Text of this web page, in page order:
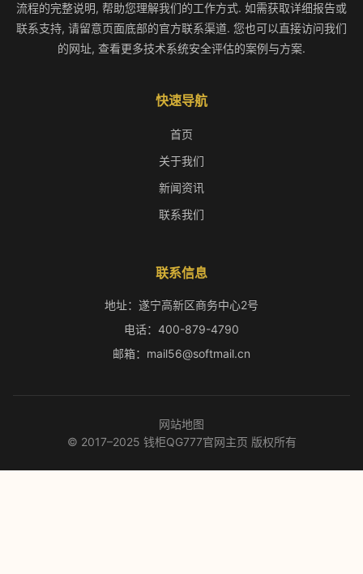
流程的完整说明, 帮助您理解我们的工作方式. 如需获取详细报告或
联系支持, 请留意页面底部的官方联系渠道. 您也可以直接访问我们
的网址, 查看更多技术系统安全评估的案例与方案.
快速导航
首页
关于我们
新闻资讯
联系我们
联系信息
地址：遂宁高新区商务中心2号
电话：400-879-4790
邮箱：mail56@softmail.cn
网站地图
© 2017–2025 钱柜QG777官网主页 版权所有